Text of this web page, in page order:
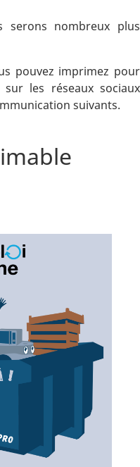
serons nombreux plus
pouvez imprimez pour
les réseaux sociaux
suivants.